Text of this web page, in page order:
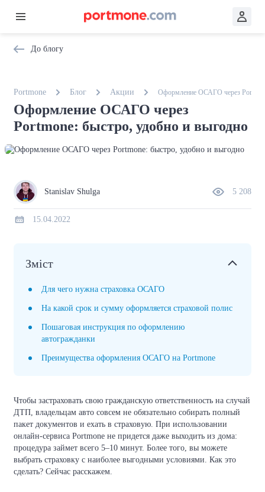
До блогу
Portmone Блог Акции Оформление ОСАГО через
Оформление ОСАГО через
Portmone: быстро, удобно и выгодно
Stanislav Shulga 5 208
15.04.2022
Зміст
Для чего нужна страховка ОСАГО
На какой срок и сумму оформляется страховой полис
Пошаговая инструкция по оформлению
автогражданки
Преимущества оформления ОСАГО на Portmone
Чтобы застраховать свою гражданскую ответственность на случай
ДТП, владельцам авто совсем не обязательно собирать полный
пакет документов и ехать в страховую. При использовании
онлайн-сервиса Portmone не придется даже выходить из дома:
процедура займет всего 5–10 минут. Более того, вы можете
выбрать страховку с наиболее выгодными условиями. Как это
сделать? Сейчас расскажем.